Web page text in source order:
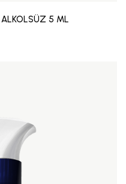
ALKOLSÜZ 5 ML